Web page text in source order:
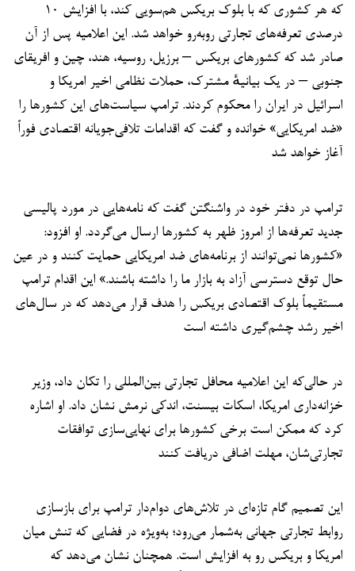
که هر کشوری که با بلوک بریکس هم‌سویی کند، با افزایش ۱۰
درصدی تعرفه‌های تجارتی روبه‌رو خواهد شد. این اعلامیه پس از آن
صادر شد که کشورهای بریکس – برزیل، روسیه، هند، چین و افریقای
جنوبی – در یک بیانیهٔ مشترک، حملات نظامی اخیر امریکا و
اسرائیل در ایران را محکوم کردند. ترامپ سیاست‌های این کشورها را
«ضد امریکایی» خوانده و گفت که اقدامات تلافی‌جویانه اقتصادی فوراً
آغاز خواهد شد
ترامپ در دفتر خود در واشنگتن گفت که نامه‌هایی در مورد پالیسی
جدید تعرفه‌ها از امروز ظهر به کشورها ارسال می‌گردد. او افزود:
«کشورها نمی‌توانند از برنامه‌های ضد امریکایی حمایت کنند و در عین
حال توقع دسترسی آزاد به بازار ما را داشته باشند.» این اقدام ترامپ
مستقیماً بلوک اقتصادی بریکس را هدف قرار می‌دهد که در سال‌های
اخیر رشد چشم‌گیری داشته است
در حالی‌که این اعلامیه محافل تجارتی بین‌المللی را تکان داد، وزیر
خزانه‌داری امریکا، اسکات بیسنت، اندکی نرمش نشان داد. او اشاره
کرد که ممکن است برخی کشورها برای نهایی‌سازی توافقات
تجارتی‌شان، مهلت اضافی دریافت کنند
این تصمیم گام تازه‌ای در تلاش‌های دوام‌دار ترامپ برای بازسازی
روابط تجارتی جهانی به‌شمار می‌رود؛ به‌ویژه در فضایی که تنش میان
امریکا و بریکس رو به افزایش است. همچنان نشان می‌دهد که